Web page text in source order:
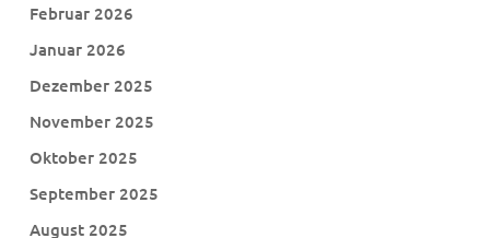
Februar 2026
Januar 2026
Dezember 2025
November 2025
Oktober 2025
September 2025
August 2025